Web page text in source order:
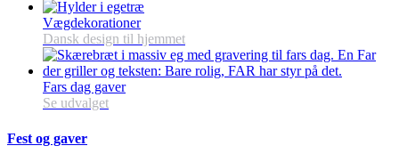
Vægdekorationer
Dansk design til hjemmet
Fars dag gaver
Se udvalget
Fest og gaver